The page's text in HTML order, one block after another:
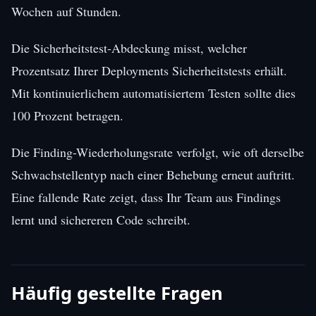
Wochen auf Stunden.
Die Sicherheitstest-Abdeckung misst, welcher
Prozentsatz Ihrer Deployments Sicherheitstests erhält.
Mit kontinuierlichem automatisiertem Testen sollte dies
100 Prozent betragen.
Die Finding-Wiederholungsrate verfolgt, wie oft derselbe
Schwachstellentyp nach einer Behebung erneut auftritt.
Eine fallende Rate zeigt, dass Ihr Team aus Findings
lernt und sichereren Code schreibt.
Häufig gestellte Fragen